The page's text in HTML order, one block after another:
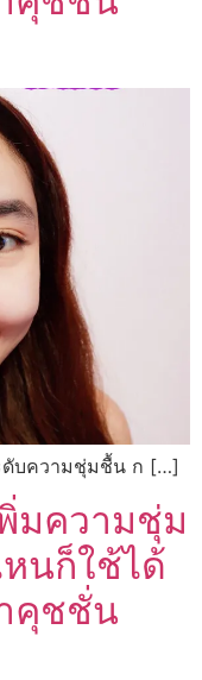
ดับความชุ่มชื้น ก […]
มความชุ่ม
นก็ใช้ได้
คุชชั่น